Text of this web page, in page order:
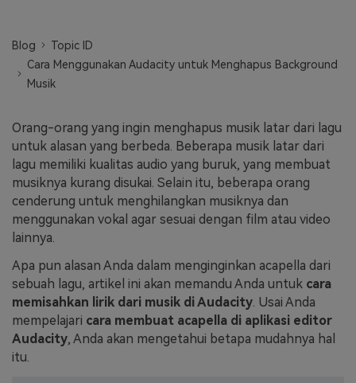
Tips & Tutorial AI
Postingan Terbaru
Jelajahi Lebih Banyak >>
Berkreasi dengan AI
Blog
Topic ID
Cara Menggunakan Audacity untuk Menghapus Background
Musik
Orang-orang yang ingin menghapus musik latar dari lagu
untuk alasan yang berbeda. Beberapa musik latar dari
lagu memiliki kualitas audio yang buruk, yang membuat
musiknya kurang disukai. Selain itu, beberapa orang
cenderung untuk menghilangkan musiknya dan
menggunakan vokal agar sesuai dengan film atau video
lainnya.
Apa pun alasan Anda dalam menginginkan acapella dari
sebuah lagu, artikel ini akan memandu Anda untuk cara
memisahkan lirik dari musik di Audacity. Usai Anda
mempelajari cara membuat acapella di aplikasi editor
Audacity, Anda akan mengetahui betapa mudahnya hal
itu.